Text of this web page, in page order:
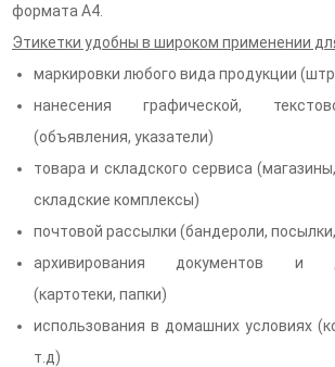
формата А4.
Этикетки удобны в широком применении
маркировки любого вида продукции
нанесения графической,
(объявления, указатели)
товара и складского сервиса
складские комплексы)
почтовой рассылки (бандероли,
архивирования документов и
(картотеки, папки)
использования в домашних условиях
т.д)